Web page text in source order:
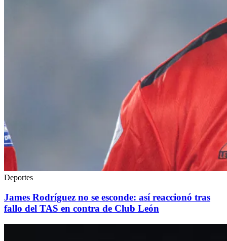
Deportes
James Rodríguez no se esconde: así reaccionó tras
fallo del TAS en contra de Club León